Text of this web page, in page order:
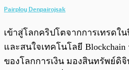
Pairploy Denpairojsak
เข้าสู่โลกคริปโตจากการเทรดใน
และสนใจเทคโนโลยี
ของโลกการเงิน มองสินทรัพย์ดิ